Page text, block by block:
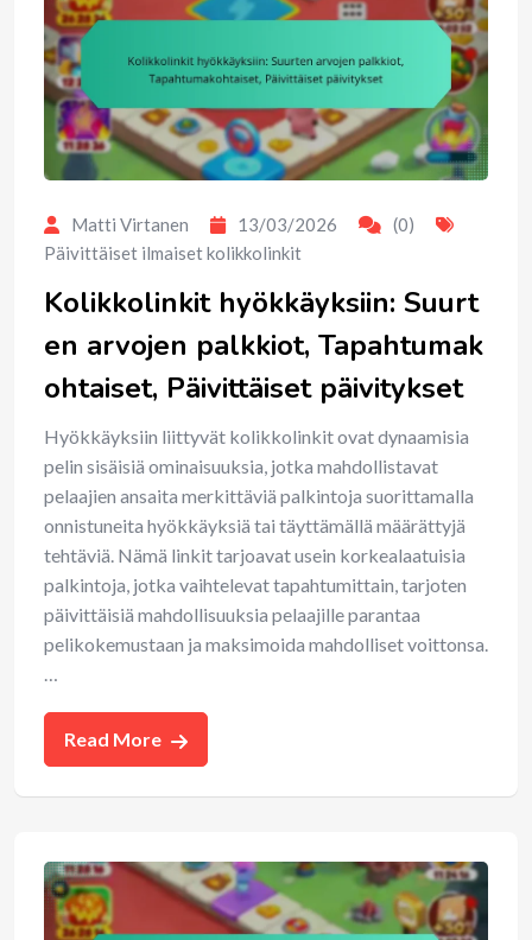
Matti Virtanen 13/03/2026
(0)
Päivittäiset ilmaiset kolikkolinkit
Kolikkolinkit hyökkäyksiin: Suurt
en arvojen palkkiot, Tapahtumak
ohtaiset, Päivittäiset päivitykset
Hyökkäyksiin liittyvät kolikkolinkit ovat dynaamisia
pelin sisäisiä ominaisuuksia, jotka mahdollistavat
pelaajien ansaita merkittäviä palkintoja suorittamalla
onnistuneita hyökkäyksiä tai täyttämällä määrättyjä
tehtäviä. Nämä linkit tarjoavat usein korkealaatuisia
palkintoja, jotka vaihtelevat tapahtumittain, tarjoten
päivittäisiä mahdollisuuksia pelaajille parantaa
pelikokemustaan ja maksimoida mahdolliset voittonsa.
…
Read More